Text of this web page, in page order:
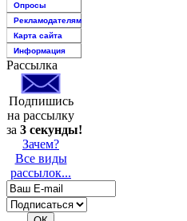
Опросы
Рекламодателям
Карта сайта
Информация
Рассылка
Подпишись
на рассылку
за 3 секунды!
Зачем?
Все виды
рассылок...